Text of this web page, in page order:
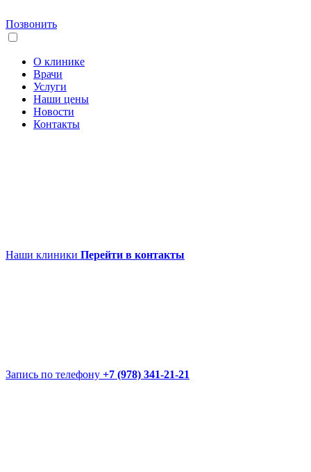
Позвонить
О клинике
Врачи
Услуги
Наши цены
Новости
Контакты
Наши клиники Перейти в контакты
Запись по телефону +7 (978) 341-21-21